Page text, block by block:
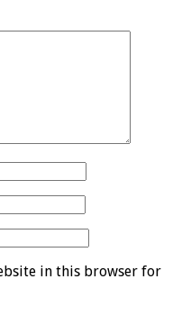
in this browser for